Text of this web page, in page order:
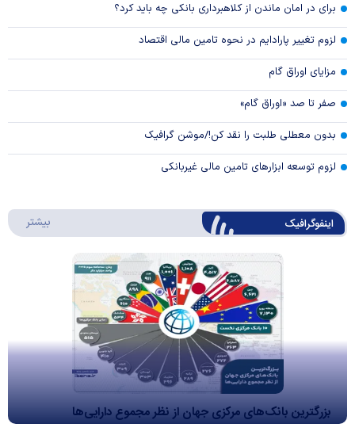
برای در امان ماندن از کلاهبرداری بانکی چه باید کرد؟
لزوم تغییر پارادایم در نحوه تامین مالی اقتصاد
مزایای اوراق گام
صفر تا صد «اوراق گام»
بدون معطلی طلبت را نقد کن!/موشن گرافیک
لزوم توسعه ابزارهای تامین مالی غیربانکی
اینفوگرافیک بیشتر
بزرگترین بانک‌های مرکزی جهان از نظر مجموع دارایی‌ها